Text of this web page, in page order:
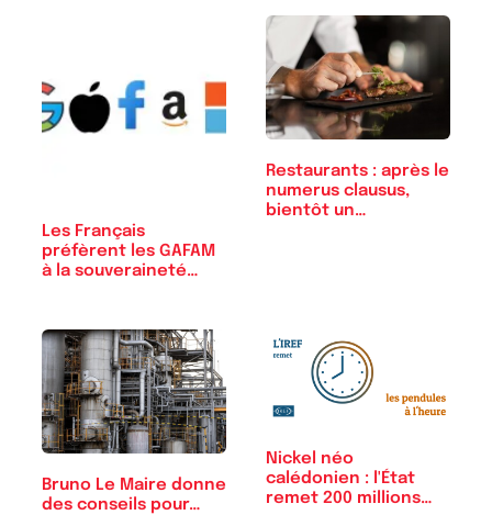
Les Français
préfèrent les GAFAM
à la souveraineté
Restaurants : après le
numerus clausus,
bientôt un…
Bruno Le Maire donne
des conseils pour…
Nickel néo
calédonien : l'État
remet 200 millions…